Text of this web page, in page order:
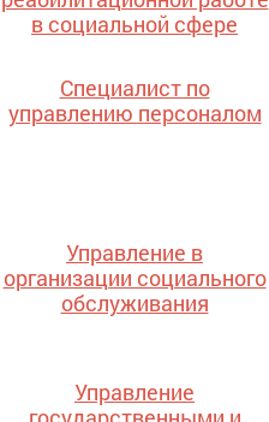
в социальной сфере
Специалист по
управлению персоналом
Управление в
организации социального
обслуживания
Управление